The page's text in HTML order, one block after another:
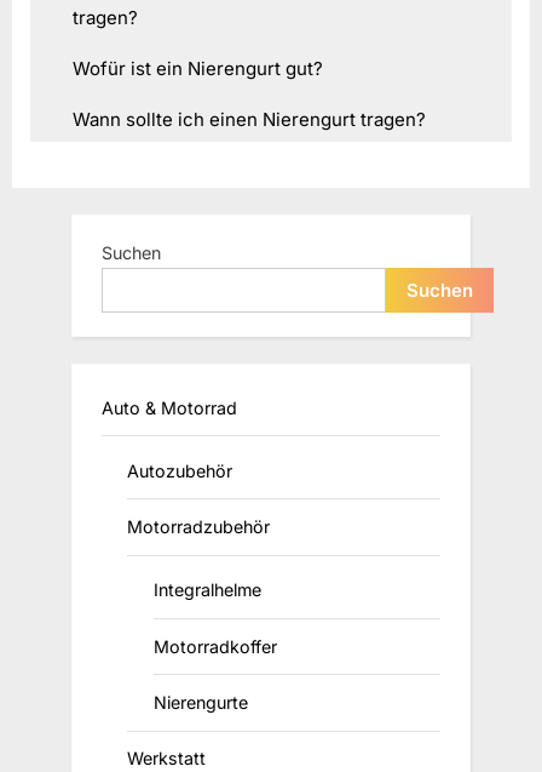
tragen?
Wofür ist ein Nierengurt gut?
Wann sollte ich einen Nierengurt tragen?
Suchen
Suchen
Auto & Motorrad
Autozubehör
Motorradzubehör
Integralhelme
Motorradkoffer
Nierengurte
Werkstatt